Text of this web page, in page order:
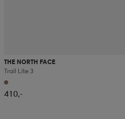
THE NORTH FACE
Trail Lite 3
410,-